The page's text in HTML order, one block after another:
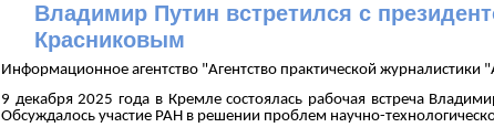
Владимир Путин встретился с
Красниковым
Информационное агентство "Агентство практической журналистики
9 декабря 2025 года в Кремле состоялась рабочая встреча
Обсуждалось участие РАН в решении проблем научно-